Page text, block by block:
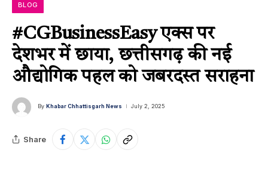
BLOG
#CGBusinessEasy एक्स पर
देशभर में छाया, छत्तीसगढ़ की नई
औद्योगिक पहल को जबरदस्त सराहना
By Khabar Chhattisgarh News July 2, 2025
Share